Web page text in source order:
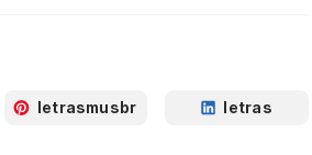
letrasmusbr letras